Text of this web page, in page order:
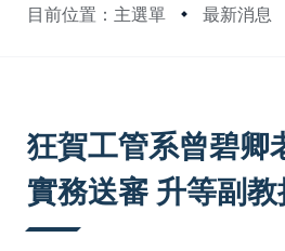
目前位置：主選單 最新消息
狂賀工管系曾碧卿
實務送審 升等副